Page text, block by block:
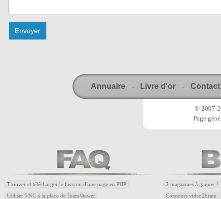
Annuaire - Livre d'or - Contact
© 2007-
Page
Trouver et télécharger le favicon d'une page en PHP
Utiliser VNC à la place de TeamViewer
2 magazines à gagner !
Concours video2brain